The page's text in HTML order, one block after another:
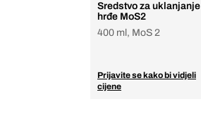
Sredstvo za uklanjanje
hrđe MoS2
400 ml, MoS 2
Prijavite se kako bi vidjeli
cijene